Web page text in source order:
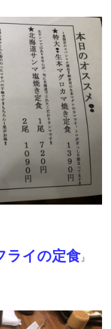
ライの定食 』